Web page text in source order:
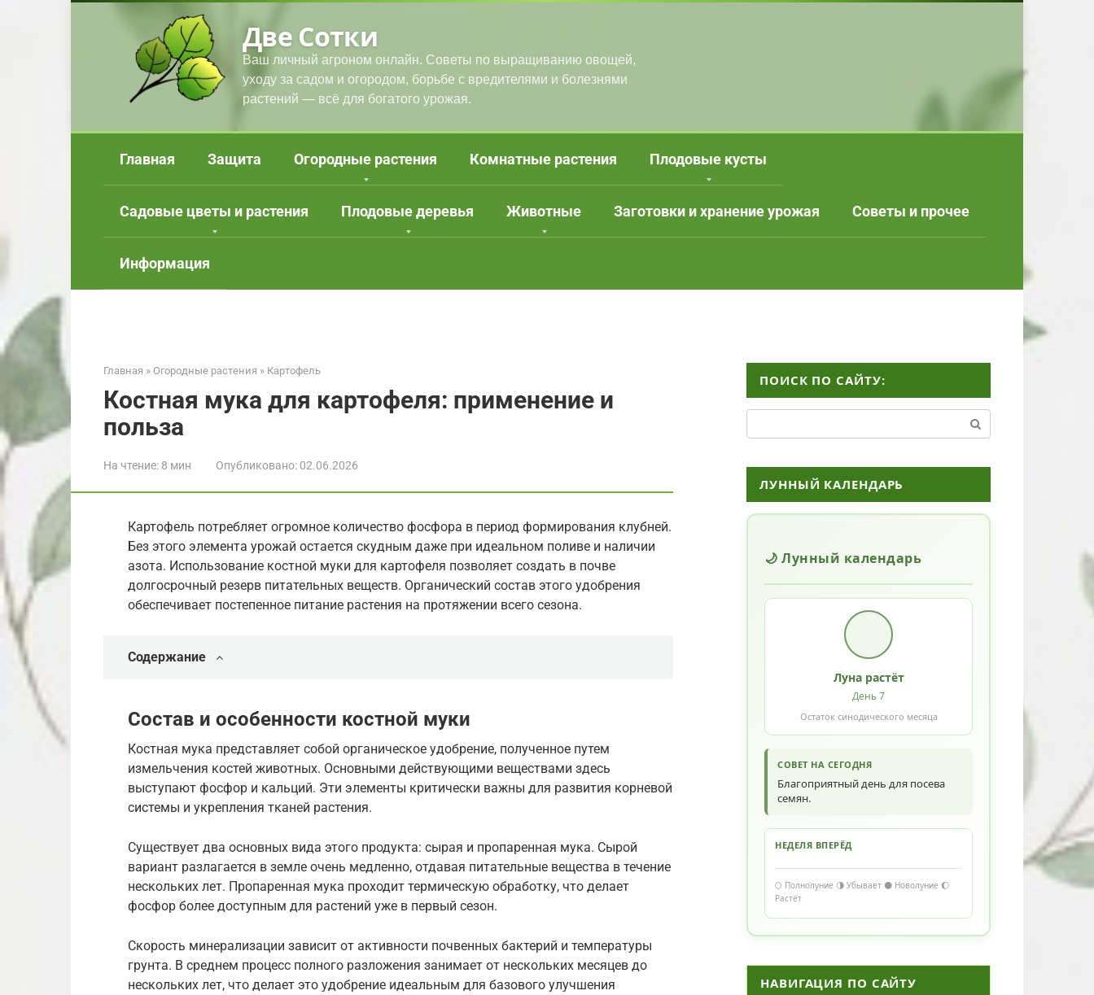
Две Сотки
Ваш личный агроном онлайн. Советы по выращиванию овощей,
уходу за садом и огородом, борьбе с вредителями и болезнями
растений — всё для богатого урожая.
Главная Защита Огородные растения Комнатные растения Плодовые кусты
Садовые цветы и растения Плодовые деревья Животные Заготовки и хранение урожая Советы и прочее
Информация
Главная » Огородные растения » Картофель
Костная мука для картофеля: применение и
польза
На чтение: 8 мин Опубликовано: 02.06.2026
Картофель потребляет огромное количество фосфора в период формирования клубней.
Без этого элемента урожай остается скудным даже при идеальном поливе и наличии
азота. Использование костной муки для картофеля позволяет создать в почве
долгосрочный резерв питательных веществ. Органический состав этого удобрения
обеспечивает постепенное питание растения на протяжении всего сезона.
Содержание
Состав и особенности костной муки
Костная мука представляет собой органическое удобрение, полученное путем
измельчения костей животных. Основными действующими веществами здесь
выступают фосфор и кальций. Эти элементы критически важны для развития корневой
системы и укрепления тканей растения.
Существует два основных вида этого продукта: сырая и пропаренная мука. Сырой
вариант разлагается в земле очень медленно, отдавая питательные вещества в течение
нескольких лет. Пропаренная мука проходит термическую обработку, что делает
фосфор более доступным для растений уже в первый сезон.
Скорость минерализации зависит от активности почвенных бактерий и температуры
грунта. В среднем процесс полного разложения занимает от нескольких месяцев до
нескольких лет, что делает это удобрение идеальным для базового улучшения
ПОИСК ПО САЙТУ:
ЛУННЫЙ КАЛЕНДАРЬ
🌙 Лунный календарь
Луна растёт
День 7
Остаток синодического месяца
СОВЕТ НА СЕГОДНЯ
Благоприятный день для посева
семян.
НЕДЕЛЯ ВПЕРЁД
🌕 Полнолуние 🌗 Убывает 🌑 Новолуние 🌔
Растёт
НАВИГАЦИЯ ПО САЙТУ